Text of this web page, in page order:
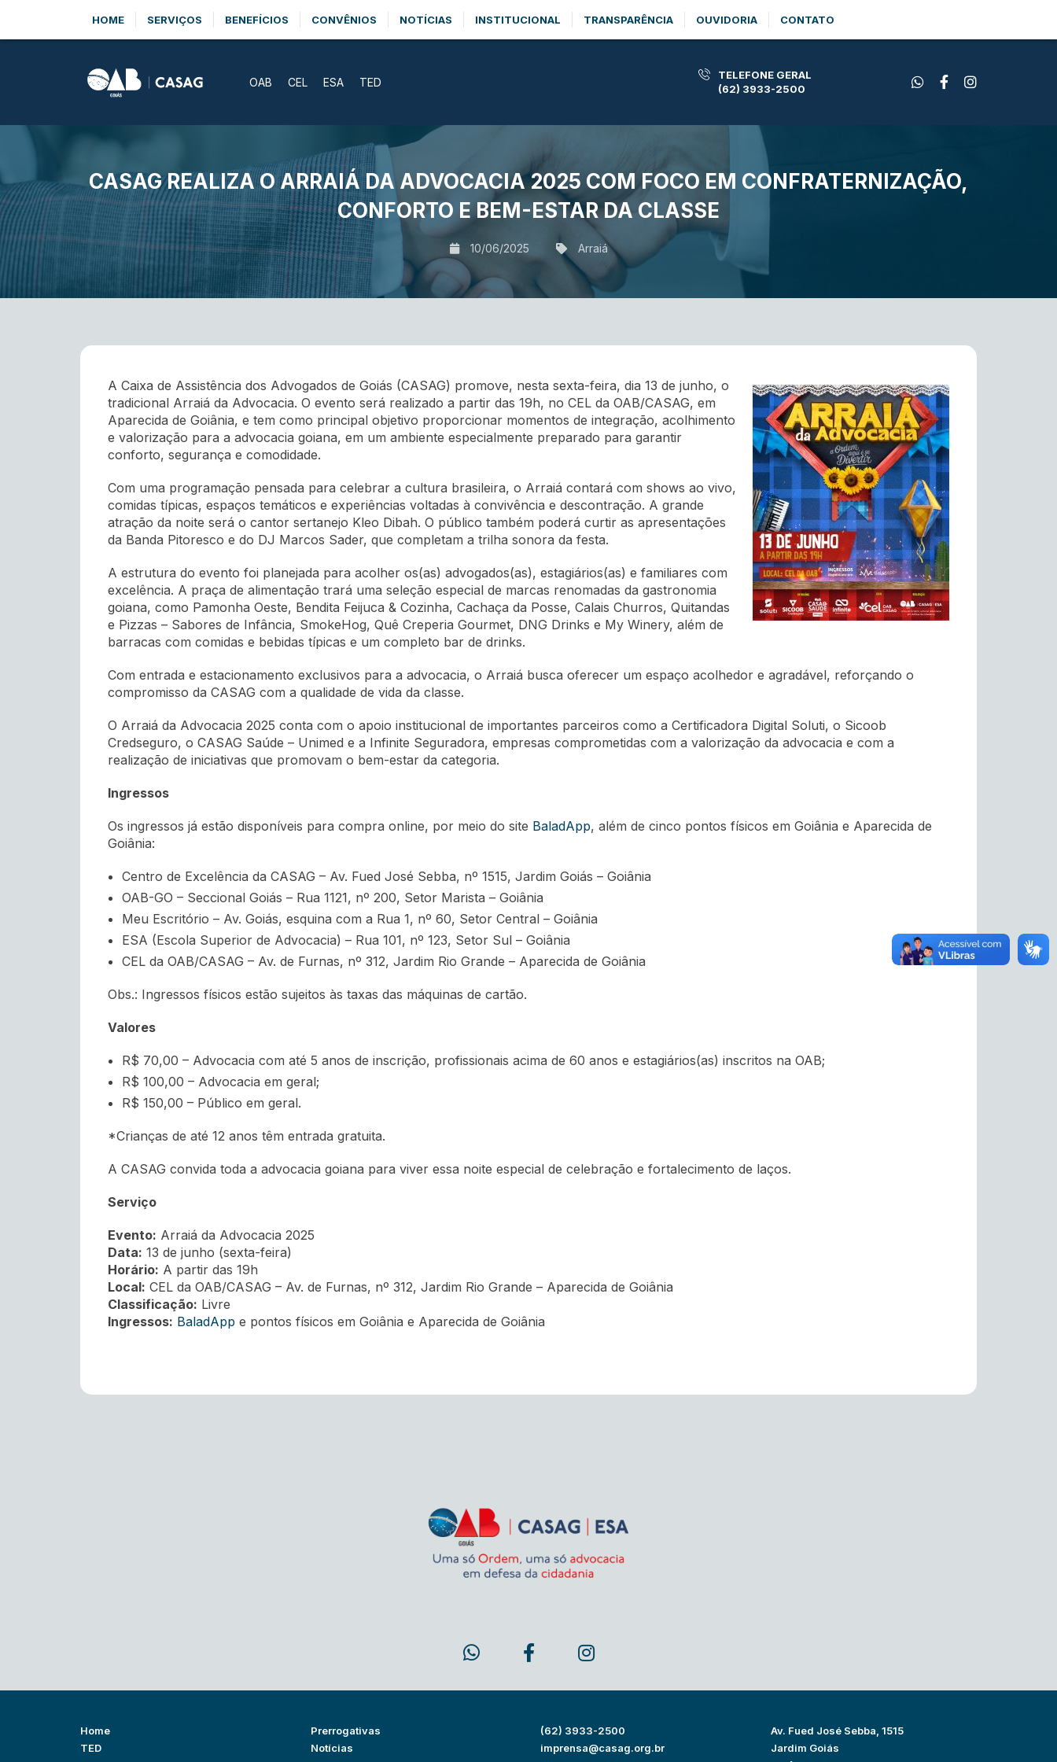
HOME SERVIÇOS BENEFÍCIOS CONVÊNIOS NOTÍCIAS INSTITUCIONAL TRANSPARÊNCIA OUVIDORIA CONTATO
OAB CEL ESA TED
TELEFONE GERAL
(62) 3933-2500
CASAG REALIZA O ARRAIÁ DA ADVOCACIA 2025 COM FOCO EM CONFRATERNIZAÇÃO,
CONFORTO E BEM-ESTAR DA CLASSE
10/06/2025 Arraiá
A Caixa de Assistência dos Advogados de Goiás (CASAG) promove, nesta sexta-feira, dia 13 de junho, o
tradicional Arraiá da Advocacia. O evento será realizado a partir das 19h, no CEL da OAB/CASAG, em
Aparecida de Goiânia, e tem como principal objetivo proporcionar momentos de integração, acolhimento
e valorização para a advocacia goiana, em um ambiente especialmente preparado para garantir
conforto, segurança e comodidade.
Com uma programação pensada para celebrar a cultura brasileira, o Arraiá contará com shows ao vivo,
comidas típicas, espaços temáticos e experiências voltadas à convivência e descontração. A grande
atração da noite será o cantor sertanejo Kleo Dibah. O público também poderá curtir as apresentações
da Banda Pitoresco e do DJ Marcos Sader, que completam a trilha sonora da festa.
A estrutura do evento foi planejada para acolher os(as) advogados(as), estagiários(as) e familiares com
excelência. A praça de alimentação trará uma seleção especial de marcas renomadas da gastronomia
goiana, como Pamonha Oeste, Bendita Feijuca & Cozinha, Cachaça da Posse, Calais Churros, Quitandas
e Pizzas – Sabores de Infância, SmokeHog, Quê Creperia Gourmet, DNG Drinks e My Winery, além de
barracas com comidas e bebidas típicas e um completo bar de drinks.
Com entrada e estacionamento exclusivos para a advocacia, o Arraiá busca oferecer um espaço acolhedor e agradável, reforçando o
compromisso da CASAG com a qualidade de vida da classe.
O Arraiá da Advocacia 2025 conta com o apoio institucional de importantes parceiros como a Certificadora Digital Soluti, o Sicoob
Credseguro, o CASAG Saúde – Unimed e a Infinite Seguradora, empresas comprometidas com a valorização da advocacia e com a
realização de iniciativas que promovam o bem-estar da categoria.
Ingressos
Os ingressos já estão disponíveis para compra online, por meio do site BaladApp, além de cinco pontos físicos em Goiânia e Aparecida de
Goiânia:
Centro de Excelência da CASAG – Av. Fued José Sebba, nº 1515, Jardim Goiás – Goiânia
OAB-GO – Seccional Goiás – Rua 1121, nº 200, Setor Marista – Goiânia
Meu Escritório – Av. Goiás, esquina com a Rua 1, nº 60, Setor Central – Goiânia
ESA (Escola Superior de Advocacia) – Rua 101, nº 123, Setor Sul – Goiânia
CEL da OAB/CASAG – Av. de Furnas, nº 312, Jardim Rio Grande – Aparecida de Goiânia
Obs.: Ingressos físicos estão sujeitos às taxas das máquinas de cartão.
Valores
R$ 70,00 – Advocacia com até 5 anos de inscrição, profissionais acima de 60 anos e estagiários(as) inscritos na OAB;
R$ 100,00 – Advocacia em geral;
R$ 150,00 – Público em geral.
*Crianças de até 12 anos têm entrada gratuita.
A CASAG convida toda a advocacia goiana para viver essa noite especial de celebração e fortalecimento de laços.
Serviço
Evento: Arraiá da Advocacia 2025
Data: 13 de junho (sexta-feira)
Horário: A partir das 19h
Local: CEL da OAB/CASAG – Av. de Furnas, nº 312, Jardim Rio Grande – Aparecida de Goiânia
Classificação: Livre
Ingressos: BaladApp e pontos físicos em Goiânia e Aparecida de Goiânia
Home
TED
Prerrogativas
Notícias
(62) 3933-2500
imprensa@casag.org.br
Av. Fued José Sebba, 1515
Jardim Goiás